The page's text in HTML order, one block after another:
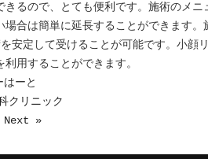
るので、とても便利です。施術のメニ
合は簡単に延長することができます
安定して受けることが可能です。小顔
用することができます。
ーと
クリニック
Next »